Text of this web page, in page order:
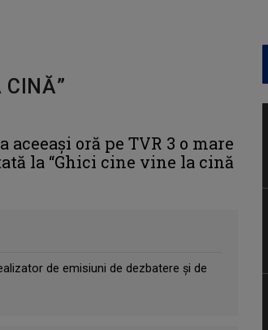
CINĂ”
aceeaşi oră pe TVR 3 o mare
la “Ghici cine vine la cină
de emisiuni de dezbatere şi de